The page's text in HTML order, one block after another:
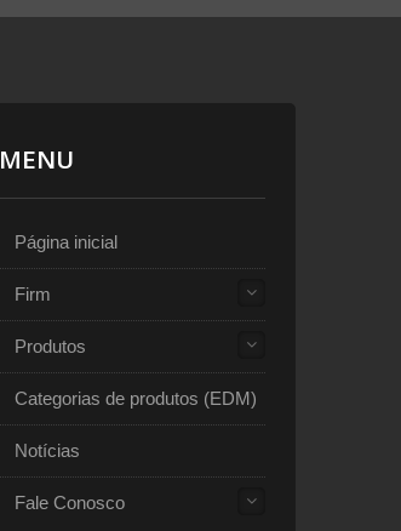
MENU
Página inicial
Firm
Produtos
Categorias de produtos (EDM)
Notícias
Fale Conosco